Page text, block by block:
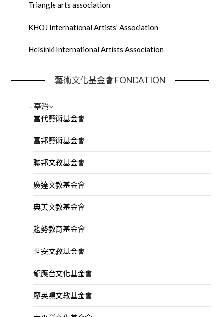
Triangle arts association
KHOJ International Artists’ Association
Helsinki International Artists Association
藝術文化基金會 FONDATION
– 臺灣
當代藝術基金會
富邦藝術基金會
聯邦文教基金會
廣達文教基金會
典美文教基金會
趨勢教育基金會
世安文教基金會
龍應台文化基金會
廖英鳴文教基金會